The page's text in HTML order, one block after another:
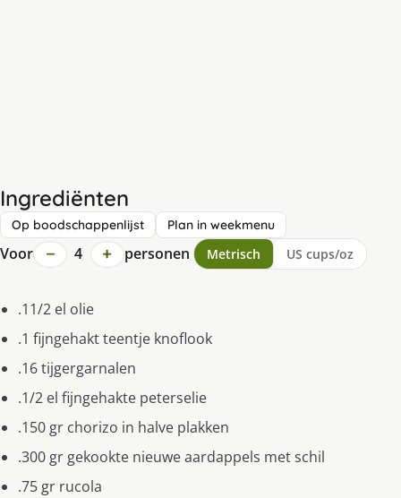
Ingrediënten
Op boodschappenlijst Plan in weekmenu
Voor − 4 + personen Metrisch US cups/oz
.11/2 el olie
.1 fijngehakt teentje knoflook
.16 tijgergarnalen
.1/2 el fijngehakte peterselie
.150 gr chorizo in halve plakken
.300 gr gekookte nieuwe aardappels met schil
.75 gr rucola